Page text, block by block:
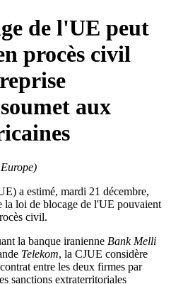
de l'UE peut
procès civil
aux
a estimé, mardi 21 décembre,
la loi de blocage de l'UE pouvaient
civil.
la banque iranienne Bank Melli
Telekom, la CJUE considère
entre les deux firmes par
sanctions extraterritoriales